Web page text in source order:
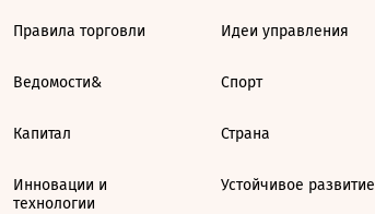
Правила торговли
Ведомости&
Капитал
Инновации и
технологии
Идеи управления
Спорт
Страна
Устойчивое развитие